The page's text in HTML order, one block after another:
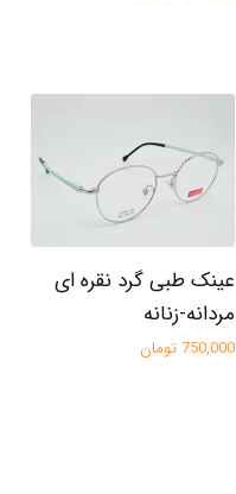
عینک طبی گرد نقره ای
مردانه-زنانه
750,000 تومان